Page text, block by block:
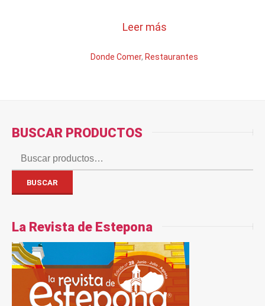
Leer más
Donde Comer, Restaurantes
BUSCAR PRODUCTOS
Buscar
por:
BUSCAR
La Revista de Estepona